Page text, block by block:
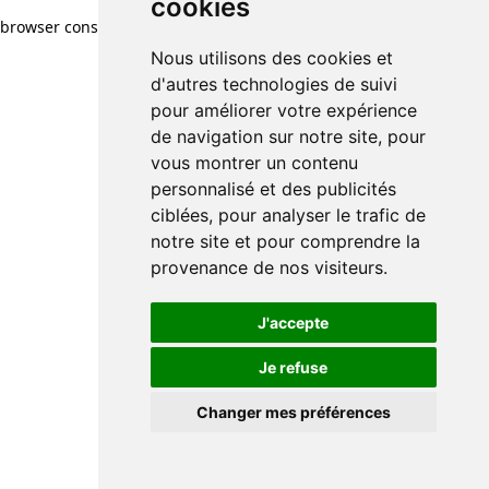
cookies
Nous utilisons des cookies et
d'autres technologies de suivi
pour améliorer votre expérience
de navigation sur notre site, pour
vous montrer un contenu
personnalisé et des publicités
ciblées, pour analyser le trafic de
notre site et pour comprendre la
provenance de nos visiteurs.
J'accepte
Je refuse
Changer mes préférences
cookies
Nous utilisons des cookies et
d'autres technologies de suivi
pour améliorer votre expérience
de navigation sur notre site, pour
vous montrer un contenu
personnalisé et des publicités
ciblées, pour analyser le trafic de
notre site et pour comprendre la
provenance de nos visiteurs.
J'accepte
Je refuse
Changer mes préférences
browser console for more information)